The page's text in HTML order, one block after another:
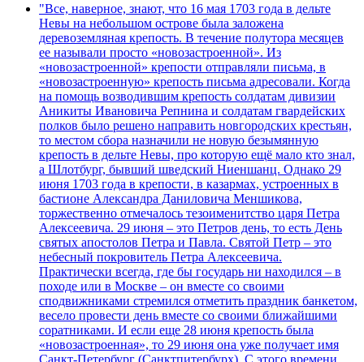
"Все, наверное, знают, что 16 мая 1703 года в дельте
Невы на небольшом острове была заложена
деревоземляная крепость. В течение полутора месяцев
ее называли просто «новозастроенной». Из
«новозастроенной» крепости отправляли письма, в
«новозастроенную» крепость письма адресовали. Когда
на помощь возводившим крепость солдатам дивизии
Аникиты Ивановича Репнина и солдатам гвардейских
полков было решено направить новгородских крестьян,
то местом сбора назначили не новую безымянную
крепость в дельте Невы, про которую ещё мало кто знал,
а Шлотбург, бывший шведский Ниеншанц. Однако 29
июня 1703 года в крепости, в казармах, устроенных в
бастионе Александра Даниловича Меншикова,
торжественно отмечалось тезоименитство царя Петра
Алексеевича. 29 июня – это Петров день, то есть День
святых апостолов Петра и Павла. Святой Петр – это
небесный покровитель Петра Алексеевича.
Практически всегда, где бы государь ни находился – в
походе или в Москве – он вместе со своими
сподвижниками стремился отметить праздник банкетом,
весело провести день вместе со своими ближайшими
соратниками. И если еще 28 июня крепость была
«новозастроенная», то 29 июня она уже получает имя
Санкт-Петербург (Санктпитербурх). С этого времени